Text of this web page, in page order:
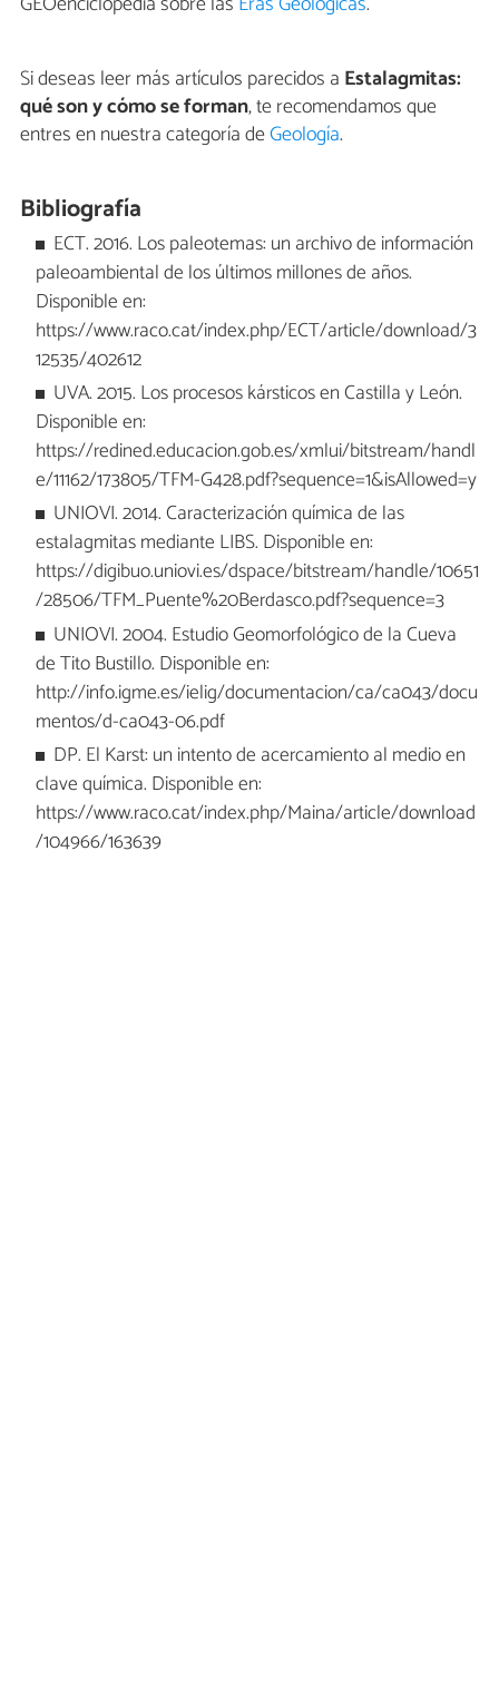
Si deseas leer más artículos parecidos a Estalagmitas:
qué son y cómo se forman, te recomendamos que
entres en nuestra categoría deGeología.
Bibliografía
ECT. 2016. Los paleotemas: un archivo de información
paleoambiental de los últimos millones de años.
Disponible en:
https://www.raco.cat/index.php/ECT/article/download/3
12535/402612
UVA. 2015. Los procesos kársticos en Castilla y León.
Disponible en:
https://redined.educacion.gob.es/xmlui/bitstream/handl
e/11162/173805/TFM-G428.pdf?sequence=1&isAllowed=y
UNIOVI. 2014. Caracterización química de las
estalagmitas mediante LIBS. Disponible en:
https://digibuo.uniovi.es/dspace/bitstream/handle/10651
/28506/TFM_Puente%20Berdasco.pdf?sequence=3
UNIOVI. 2004. Estudio Geomorfológico de la Cueva
de Tito Bustillo. Disponible en:
http://info.igme.es/ielig/documentacion/ca/ca043/docu
mentos/d-ca043-06.pdf
DP. El Karst: un intento de acercamiento al medio en
clave química. Disponible en:
https://www.raco.cat/index.php/Maina/article/download
/104966/163639